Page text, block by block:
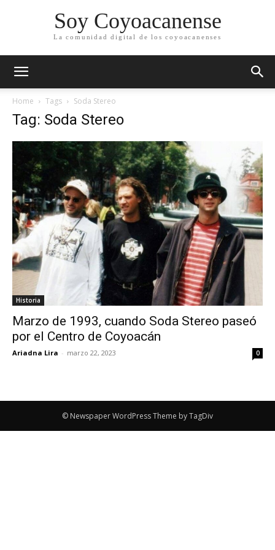
Soy Coyoacanense
La comunidad digital de los coyoacanenses
Home Tags Soda Stereo
Tag: Soda Stereo
Historia
Marzo de 1993, cuando Soda Stereo paseó
por el Centro de Coyoacán
Ariadna Lira - marzo 22, 2023 0
© Newspaper WordPress Theme by TagDiv